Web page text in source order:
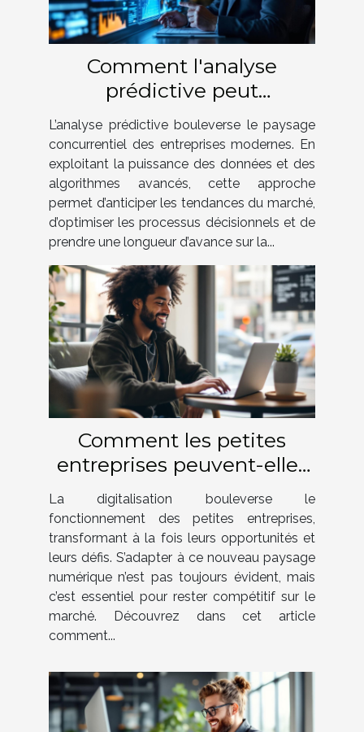
Comment l'analyse
prédictive peut
révolutionner votre
stratégie d'entreprise
L’analyse prédictive bouleverse le paysage
concurrentiel des entreprises modernes. En
exploitant la puissance des données et des
algorithmes avancés, cette approche
permet d’anticiper les tendances du marché,
d’optimiser les processus décisionnels et de
prendre une longueur d’avance sur la...
Comment les petites
entreprises peuvent-elles
surmonter les défis de la
digitalisation ?
La digitalisation bouleverse le
fonctionnement des petites entreprises,
transformant à la fois leurs opportunités et
leurs défis. S’adapter à ce nouveau paysage
numérique n’est pas toujours évident, mais
c’est essentiel pour rester compétitif sur le
marché. Découvrez dans cet article
comment...